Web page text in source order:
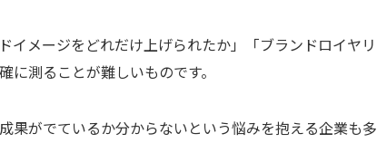
イメージをどれだけ上げられたか」「ブランドロイヤリ
測ることが難しいものです。
果がでているか分からないという悩みを抱える企業も多